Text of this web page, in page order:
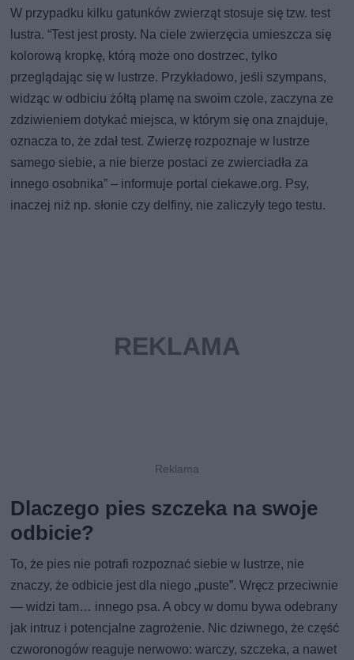
W przypadku kilku gatunków zwierząt stosuje się tzw. test
lustra. “Test jest prosty. Na ciele zwierzęcia umieszcza się
kolorową kropkę, którą może ono dostrzec, tylko
przeglądając się w lustrze. Przykładowo, jeśli szympans,
widząc w odbiciu żółtą plamę na swoim czole, zaczyna ze
zdziwieniem dotykać miejsca, w którym się ona znajduje,
oznacza to, że zdał test. Zwierzę rozpoznaje w lustrze
samego siebie, a nie bierze postaci ze zwierciadła za
innego osobnika” – informuje portal ciekawe.org. Psy,
inaczej niż np. słonie czy delfiny, nie zaliczyły tego testu.
Dlaczego pies szczeka na swoje
odbicie?
To, że pies nie potrafi rozpoznać siebie w lustrze, nie
znaczy, że odbicie jest dla niego „puste”. Wręcz przeciwnie
— widzi tam… innego psa. A obcy w domu bywa odebrany
jak intruz i potencjalne zagrożenie. Nic dziwnego, że część
czworonogów reaguje nerwowo: warczy, szczeka, a nawet